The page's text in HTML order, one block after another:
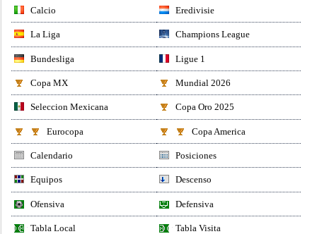
Calcio Eredivisie
La Liga Champions League
Bundesliga Ligue 1
Copa MX Mundial 2026
Seleccion Mexicana Copa Oro 2025
Eurocopa Copa America
Calendario Posiciones
Equipos Descenso
Ofensiva Defensiva
Tabla Local Tabla Visita